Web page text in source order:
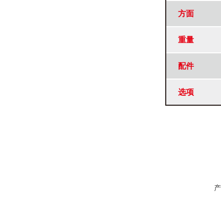
方面
重量
配件
选项